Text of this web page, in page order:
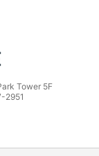
Tower 5F
2951